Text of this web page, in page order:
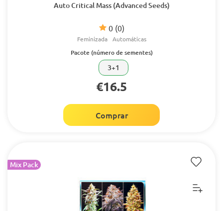
Auto Critical Mass (Advanced Seeds)
0 (0)
Feminizada Automáticas
Pacote (número de sementes)
3+1
€16.5
Comprar
Mix Pack